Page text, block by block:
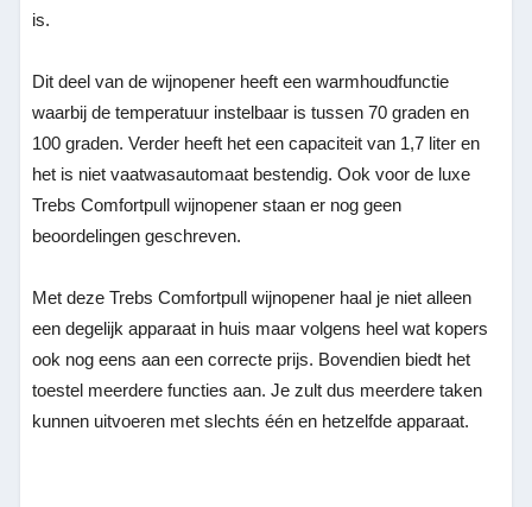
is.
Dit deel van de wijnopener heeft een warmhoudfunctie
waarbij de temperatuur instelbaar is tussen 70 graden en
100 graden. Verder heeft het een capaciteit van 1,7 liter en
het is niet vaatwasautomaat bestendig. Ook voor de luxe
Trebs Comfortpull wijnopener staan er nog geen
beoordelingen geschreven.
Met deze Trebs Comfortpull wijnopener haal je niet alleen
een degelijk apparaat in huis maar volgens heel wat kopers
ook nog eens aan een correcte prijs. Bovendien biedt het
toestel meerdere functies aan. Je zult dus meerdere taken
kunnen uitvoeren met slechts één en hetzelfde apparaat.